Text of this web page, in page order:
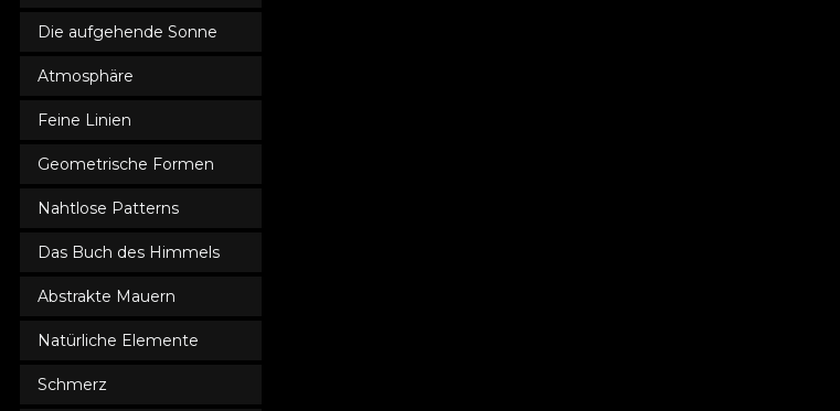
Die aufgehende Sonne
Atmosphäre
Feine Linien
Geometrische Formen
Nahtlose Patterns
Das Buch des Himmels
Abstrakte Mauern
Natürliche Elemente
Schmerz